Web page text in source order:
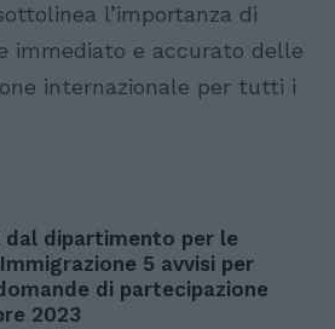
l’importanza di
immediato e accurato delle
internazionale per tutti i
dal dipartimento per le
5 avvisi per
di partecipazione
2023